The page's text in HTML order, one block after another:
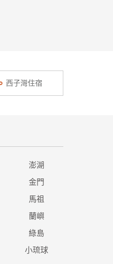
西子灣住宿
澎湖
金門
馬祖
蘭嶼
綠島
小琉球